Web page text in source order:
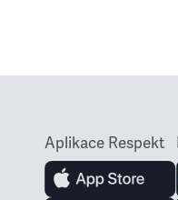
Aplikace Respekt